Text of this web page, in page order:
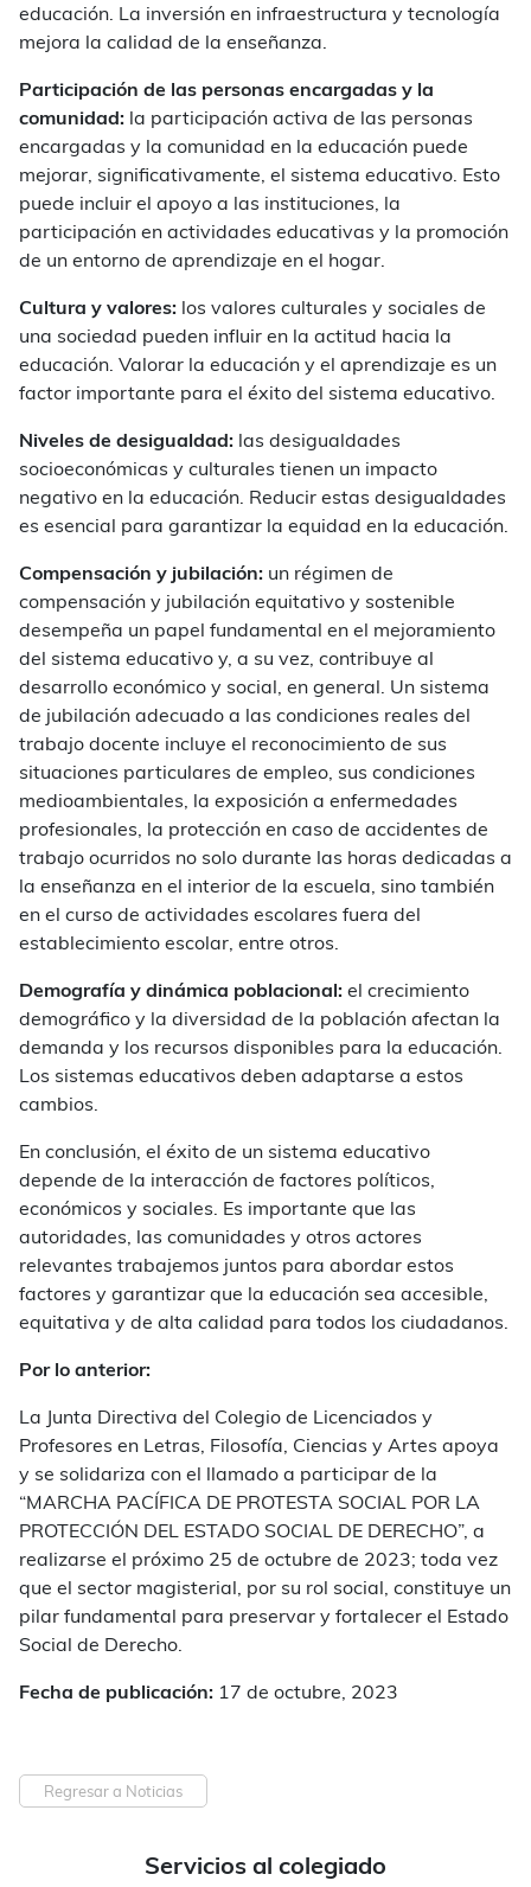
Servicios al colegiado
educación. La inversión en infraestructura y tecnología
mejora la calidad de la enseñanza.
Participación de las personas encargadas y la
comunidad: la participación activa de las personas
encargadas y la comunidad en la educación puede
mejorar, significativamente, el sistema educativo. Esto
puede incluir el apoyo a las instituciones, la
participación en actividades educativas y la promoción
de un entorno de aprendizaje en el hogar.
Cultura y valores: los valores culturales y sociales de
una sociedad pueden influir en la actitud hacia la
educación. Valorar la educación y el aprendizaje es un
factor importante para el éxito del sistema educativo.
Niveles de desigualdad: las desigualdades
socioeconómicas y culturales tienen un impacto
negativo en la educación. Reducir estas desigualdades
es esencial para garantizar la equidad en la educación.
Compensación y jubilación: un régimen de
compensación y jubilación equitativo y sostenible
desempeña un papel fundamental en el mejoramiento
del sistema educativo y, a su vez, contribuye al
desarrollo económico y social, en general. Un sistema
de jubilación adecuado a las condiciones reales del
trabajo docente incluye el reconocimiento de sus
situaciones particulares de empleo, sus condiciones
medioambientales, la exposición a enfermedades
profesionales, la protección en caso de accidentes de
trabajo ocurridos no solo durante las horas dedicadas a
la enseñanza en el interior de la escuela, sino también
en el curso de actividades escolares fuera del
establecimiento escolar, entre otros.
Demografía y dinámica poblacional: el crecimiento
demográfico y la diversidad de la población afectan la
demanda y los recursos disponibles para la educación.
Los sistemas educativos deben adaptarse a estos
cambios.
En conclusión, el éxito de un sistema educativo
depende de la interacción de factores políticos,
económicos y sociales. Es importante que las
autoridades, las comunidades y otros actores
relevantes trabajemos juntos para abordar estos
factores y garantizar que la educación sea accesible,
equitativa y de alta calidad para todos los ciudadanos.
Por lo anterior:
La Junta Directiva del Colegio de Licenciados y
Profesores en Letras, Filosofía, Ciencias y Artes apoya
y se solidariza con el llamado a participar de la
“MARCHA PACÍFICA DE PROTESTA SOCIAL POR LA
PROTECCIÓN DEL ESTADO SOCIAL DE DERECHO”, a
realizarse el próximo 25 de octubre de 2023; toda vez
que el sector magisterial, por su rol social, constituye un
pilar fundamental para preservar y fortalecer el Estado
Social de Derecho.
Fecha de publicación: 17 de octubre, 2023
Regresar a Noticias